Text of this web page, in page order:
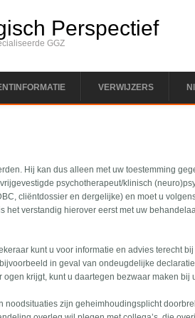
Perspectief
GGZ
VERWIJZERS
Hij kan dus alleen met uw toestemming
psychotherapeut/klinisch
cliëntdossier en dergelijke) en moet u
het verstandig hierover eerst met uw
kunt u voor informatie en advies terecht
in geval van ondeugdelijke
krijgt, kunt u daartegen bezwaar maken
zijn geheimhoudingsplicht